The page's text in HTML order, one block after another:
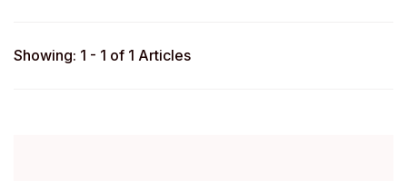
Showing: 1 - 1 of 1 Articles